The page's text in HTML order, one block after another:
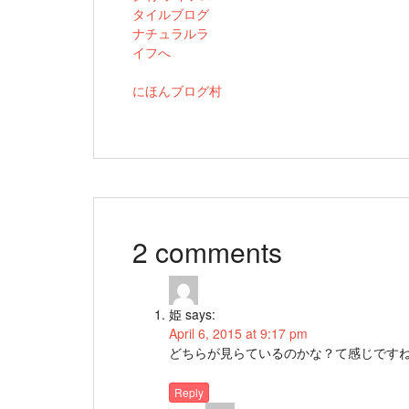
にほんブログ村
2 comments
姫 says:
April 6, 2015 at 9:17 pm
どちらが見らているのかな？て感じです
Reply